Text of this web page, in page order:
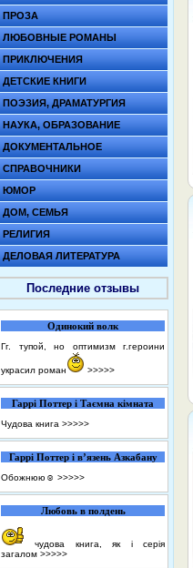
ПРОЗА
ЛЮБОВНЫЕ РОМАНЫ
ПРИКЛЮЧЕНИЯ
ДЕТСКИЕ КНИГИ
ПОЭЗИЯ, ДРАМАТУРГИЯ
НАУКА, ОБРАЗОВАНИЕ
ДОКУМЕНТАЛЬНОЕ
СПРАВОЧНИКИ
ЮМОР
ДОМ, СЕМЬЯ
РЕЛИГИЯ
ДЕЛОВАЯ ЛИТЕРАТУРА
Последние отзывы
Одинокий волк
Гг. тупой, но оптимизм г.героини
украсил роман >>>>>
Гаррі Поттер і Таємна кімната
Чудова книга >>>>>
Гаррі Поттер і в’язень Азкабану
Обожнюю☺️ >>>>>
Любовь в полдень
чудова книга, як і серія
загалом >>>>>